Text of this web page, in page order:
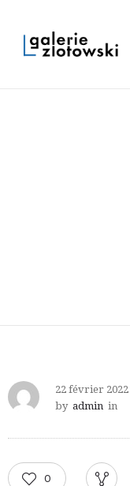
22 février 2022
by admin in
0